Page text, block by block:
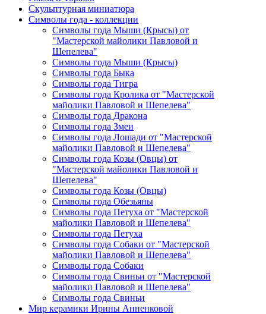
Скульптурная миниатюра
Символы года - коллекции
Символы года Мыши (Крысы) от
"Мастерской майолики Павловой и
Шепелева"
Символы года Мыши (Крысы)
Символы года Быка
Символы года Тигра
Символы года Кролика от "Мастерской
майолики Павловой и Шепелева"
Символы года Дракона
Символы года Змеи
Символы года Лошади от "Мастерской
майолики Павловой и Шепелева"
Символы года Козы (Овцы) от
"Мастерской майолики Павловой и
Шепелева"
Символы года Козы (Овцы)
Символы года Обезьяны
Символы года Петуха от "Мастерской
майолики Павловой и Шепелева"
Символы года Петуха
Символы года Собаки от "Мастерской
майолики Павловой и Шепелева"
Символы года Собаки
Символы года Свиньи от "Мастерской
майолики Павловой и Шепелева"
Символы года Свиньи
Мир керамики Ирины Анненковой